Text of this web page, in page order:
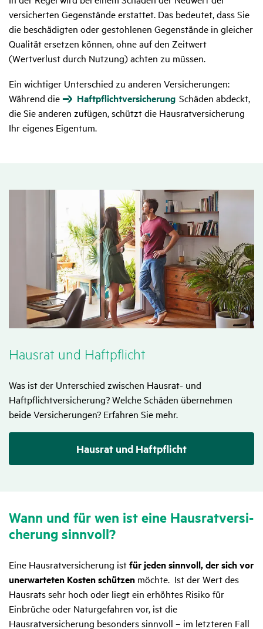
versicherten Gegenstände erstattet. Das bedeutet, dass Sie
die beschädigten oder gestohlenen Gegenstände in gleicher
Qualität ersetzen können, ohne auf den Zeitwert
(Wertverlust durch Nutzung) achten zu müssen.
Ein wichtiger Unterschied zu anderen Versicherungen:
Während die
Haftpflichtversicherung Schäden abdeckt,
die Sie anderen zufügen, schützt die Hausratversicherung
Ihr eigenes Eigentum.
Hausrat und Haft­pflicht
Was ist der Unterschied zwischen Hausrat- und
Haftpflichtversicherung? Welche Schäden übernehmen
beide Versicherungen? Erfahren Sie mehr.
Hausrat und Haftpflicht
Wann und für wen ist eine Haus­rat­ver­si­
che­rung sinn­voll?
Eine Hausratversicherung istfür jeden sinnvoll, der sich vor
unerwarteten Kosten schützen möchte. Ist der Wert des
Hausrats sehr hoch oder liegt ein erhöhtes Risiko für
Einbrüche oder Naturgefahren vor, ist die
Hausratversicherung besonders sinnvoll – im letzteren Fall